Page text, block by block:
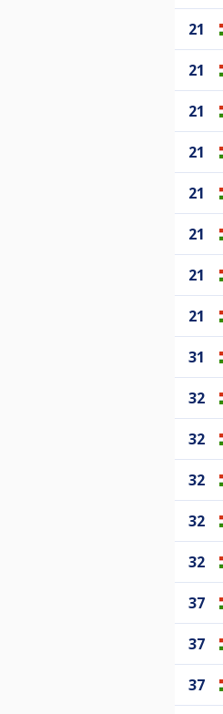
21
21
21
21
21
21
21
21
31
32
32
32
32
32
37
37
37